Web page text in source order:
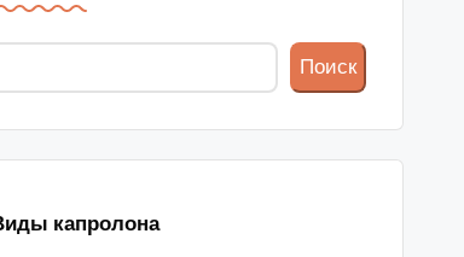
Поиск
капролона